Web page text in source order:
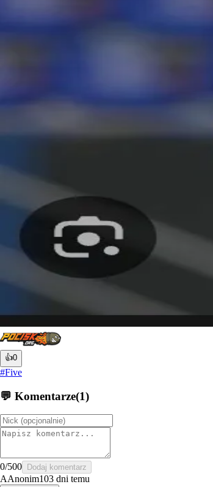
👍0
#Five
💬 Komentarze(1)
0/500 Dodaj komentarz
AAnonim103 dni temu